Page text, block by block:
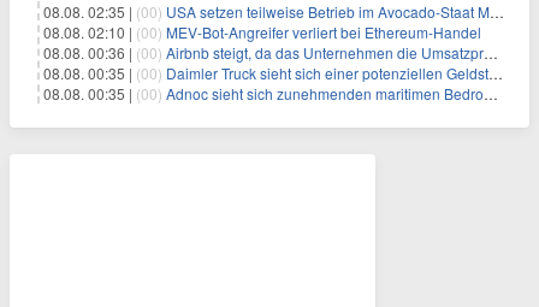
08.08. 02:35 | (00) USA setzen teilweise Betrieb im Avocado-Staat Michoacán in Mexiko wieder in Gang
08.08. 02:10 | (00) MEV-Bot-Angreifer verliert bei Ethereum-Handel
08.08. 00:36 | (00) Airbnb steigt, da das Unternehmen die Umsatzprognose anhebt und starkes Wachstum signalisiert
08.08. 00:35 | (00) Daimler Truck sieht sich einer potenziellen Geldstrafe von 1 Milliarde Euro aufgrund von EU-Emissionsvorschriften gegenüber
08.08. 00:35 | (00) Adnoc sieht sich zunehmenden maritimen Bedrohungen angesichts regionaler Spannungen gegenüber